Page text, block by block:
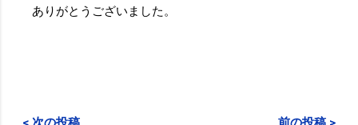
ありがとうございました。